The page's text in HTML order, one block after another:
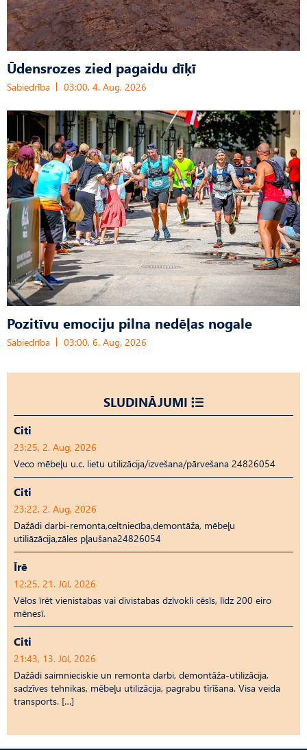
Ūdensrozes zied pagaidu dīķī
Sabiedrība 03:00, 4. Aug, 2026
Pozitīvu emociju pilna nedēļas nogale
Sabiedrība 03:00, 6. Aug, 2026
SLUDINĀJUMI
Citi
23:25, 2. Aug, 2026
Veco mēbeļu u.c. lietu utilizācija/izvešana/pārvešana 24826054
Citi
23:22, 2. Aug, 2026
Dažādi darbi-remonta,celtniecība,demontāža, mēbeļu
utiliāzācija,zāles pļaušana24826054
Īrē
12:25, 21. Jūl, 2026
Vēlos īrēt vienistabas vai divistabas dzīvokli cēsīs, līdz 200 eiro
mēnesī.
Citi
21:43, 13. Jūl, 2026
Dažādi saimnieciskie un remonta darbi, demontāža-utilizācija,
sadzīves tehnikas, mēbeļu utilizācija, pagrabu tīrīšana. Visa veida
transports. […]